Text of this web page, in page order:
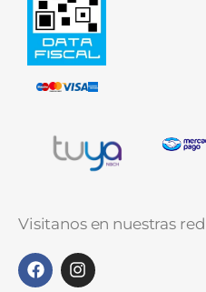
Visitanos en nuestras